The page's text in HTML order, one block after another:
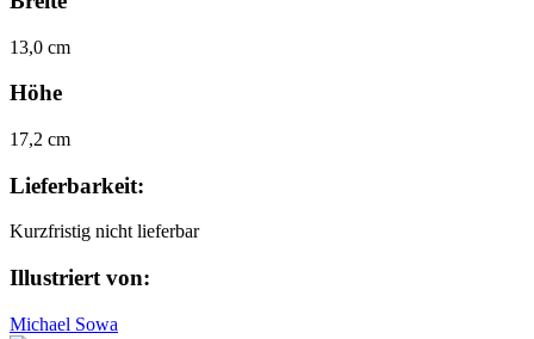
13,0 cm
Höhe
17,2 cm
Lieferbarkeit:
Kurzfristig nicht lieferbar
Illustriert von:
Michael Sowa